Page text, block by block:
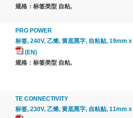
规格：标签类型 自粘,
PRO POWER
标签, 240V, 乙烯, 黄底黑字, 自粘贴, 19mm
(EN)
规格：标签类型 自粘,
TE CONNECTIVITY
标签, 230V, 乙烯, 黄底黑字, 自粘贴, 11mm